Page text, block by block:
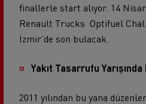
finallerle start alıyor. 14
Renault Trucks Optifuel
İzmir’de son bulacak.
Yakıt Tasarrufu
2011 yılından bu yana